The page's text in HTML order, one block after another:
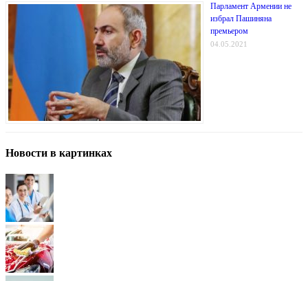
Парламент Армении не
избрал Пашиняна
премьером
04.05.2021
Новости в картинках